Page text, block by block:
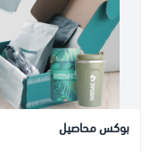
بوكس محاصيل